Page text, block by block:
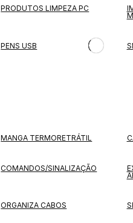
PRODUTOS LIMPEZA PC
PENS USB
MANGA TERMORETRÁTIL
COMANDOS/SINALIZAÇÃO
ORGANIZA CABOS